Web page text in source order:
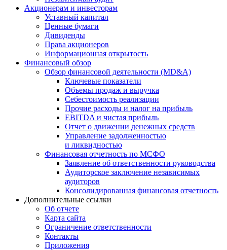
Акционерам и инвесторам
Уставный капитал
Ценные бумаги
Дивиденды
Права акционеров
Информационная открытость
Финансовый обзор
Обзор финансовой деятельности (MD&A)
Ключевые показатели
Объемы продаж и выручка
Себестоимость реализации
Прочие расходы и налог на прибыль
EBITDA и чистая прибыль
Отчет о движении денежных средств
Управление задолженностью
и ликвидностью
Финансовая отчетность по МСФО
Заявление об ответственности руководства
Аудиторское заключение независимых
аудиторов
Консолидированная финансовая отчетность
Дополнительные ссылки
Об отчете
Карта сайта
Ограничение ответственности
Контакты
Приложения